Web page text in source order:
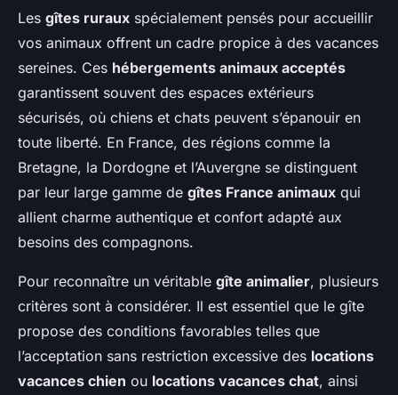
Les gîtes ruraux spécialement pensés pour accueillir
vos animaux offrent un cadre propice à des vacances
sereines. Ces hébergements animaux acceptés
garantissent souvent des espaces extérieurs
sécurisés, où chiens et chats peuvent s’épanouir en
toute liberté. En France, des régions comme la
Bretagne, la Dordogne et l’Auvergne se distinguent
par leur large gamme de gîtes France animaux qui
allient charme authentique et confort adapté aux
besoins des compagnons.
Pour reconnaître un véritable gîte animalier, plusieurs
critères sont à considérer. Il est essentiel que le gîte
propose des conditions favorables telles que
l’acceptation sans restriction excessive des locations
vacances chien ou locations vacances chat, ainsi